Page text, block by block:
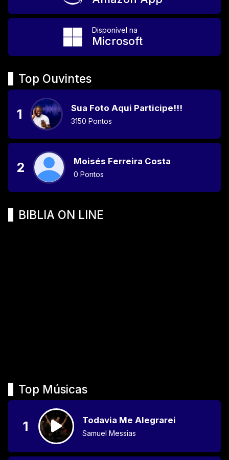
Disponível na
Microsoft
Top Ouvintes
1 Sua Foto Aqui Participe!!!
3150 Pontos
2 Moisés Ferreira Costa
0 Pontos
BIBLIA ON LINE
Top Músicas
1 Todavia Me Alegrarei
Samuel Messias